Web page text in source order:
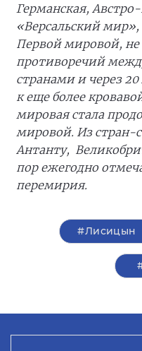
Германская,
«Версальский
Первой мировой, не
противоречий
странами и через
к еще более
мировая стала
мировой. Из стран-
Антанту,
пор ежегодно
перемирия.
#Лисицын